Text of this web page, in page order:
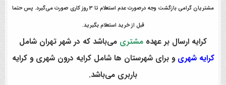
مشتریان گرامی بازگشت وجه درصورت عدم استعلام تا 3 روز کاری صورت می‌گیرد. پس حتما
قبل از خرید استعلام بگیرید.
کرایه ارسال بر عهده مشتری می‌باشد که در شهر تهران شامل
کرایه شهری و برای شهرستان ها شامل کرایه درون شهری و کرایه
باربری می‌باشد.